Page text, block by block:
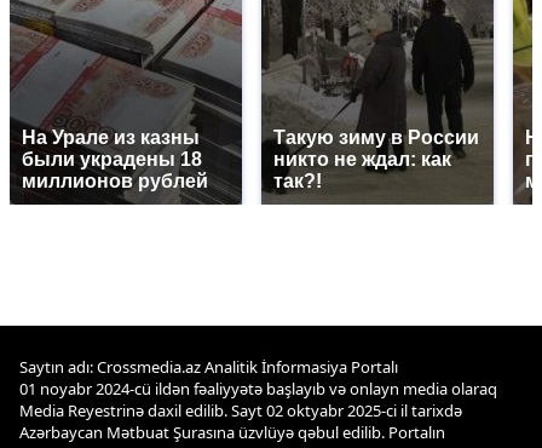
На Урале из казны
были украдены 18
миллионов рублей
Такую зиму в России
никто не ждал: как
так?!
Saytın adı: Crossmedia.az Analitik İnformasiya Portalı
01 noyabr 2024-cü ildən fəaliyyətə başlayıb və onlayn media olaraq
Media Reyestrinə daxil edilib. Sayt 02 oktyabr 2025-ci il tarixdə
Azərbaycan Mətbuat Şurasına üzvlüyə qəbul edilib. Portalın